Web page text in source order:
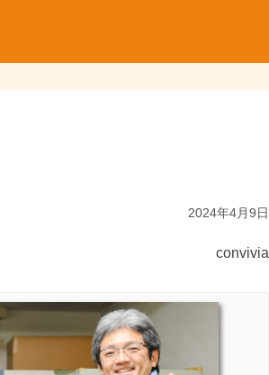
2024年4月9日
convivia